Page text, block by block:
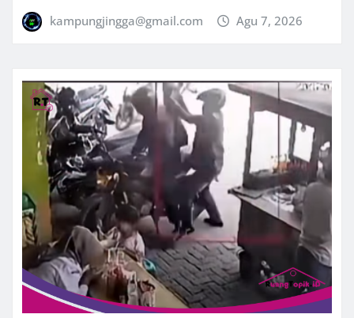
kampungjingga@gmail.com Agu 7, 2026